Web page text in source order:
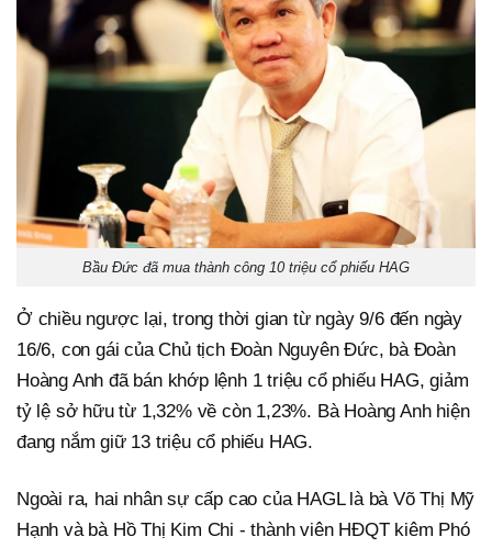
Bầu Đức đã mua thành công 10 triệu cổ phiếu HAG
Ở chiều ngược lại, trong thời gian từ ngày 9/6 đến ngày
16/6, con gái của Chủ tịch Đoàn Nguyên Đức, bà Đoàn
Hoàng Anh đã bán khớp lệnh 1 triệu cổ phiếu HAG, giảm
tỷ lệ sở hữu từ 1,32% về còn 1,23%. Bà Hoàng Anh hiện
đang nắm giữ 13 triệu cổ phiếu HAG.
Ngoài ra, hai nhân sự cấp cao của HAGL là bà Võ Thị Mỹ
Hạnh và bà Hồ Thị Kim Chi - thành viên HĐQT kiêm Phó